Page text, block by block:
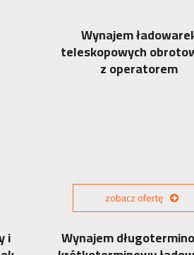
Wynajem
teleskopowych
z operatorem
zobacz ofertę
i Wynajem